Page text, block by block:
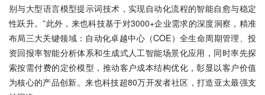
别与大型语言模型提示词技术，实现自动化流程的智能自愈与稳定
性跃升。”此外，来也科技基于对3000+企业需求的深度洞察，精准
布局三大关键领域：自动化卓越中心（COE）全生命周期管理、投
资回报率智能分析体系和生成式人工智能场景化应用，同时率先探
索按需付费的定价模型，推动客户成本结构优化，彰显以客户价值
为核心的产品创新。来也科技超80万开发者社区，打造亚太最强支